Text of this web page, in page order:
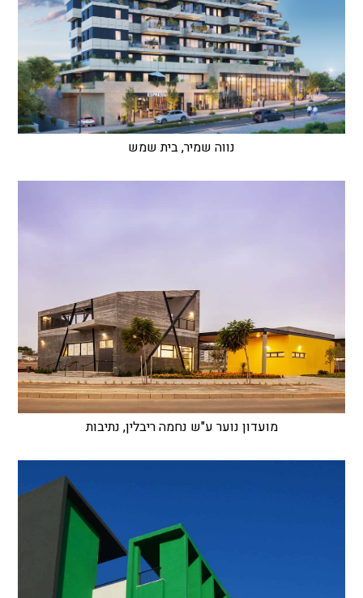
נווה שמיר, בית שמש
מועדון נוער ע"ש נחמה ריבלין, נתיבות